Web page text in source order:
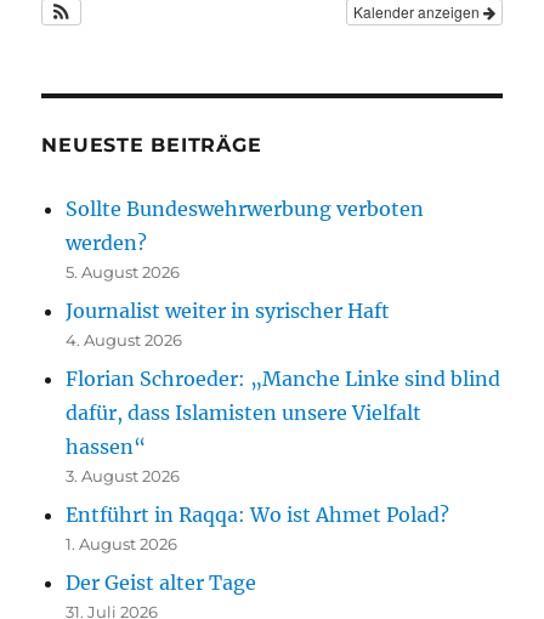
Kalender anzeigen
NEUESTE BEITRÄGE
Sollte Bundeswehrwerbung verboten
werden?
5. August 2026
Journalist weiter in syrischer Haft
4. August 2026
Florian Schroeder: „Manche Linke sind blind
dafür, dass Islamisten unsere Vielfalt
hassen“
3. August 2026
Entführt in Raqqa: Wo ist Ahmet Polad?
1. August 2026
Der Geist alter Tage
31. Juli 2026